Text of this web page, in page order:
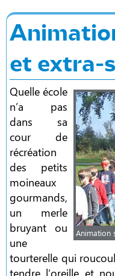
et extra-
Animation
Quelle école
n’a pas
dans sa
cour de
récréation
des petits
moineaux
gourmands,
un merle
bruyant ou
une
tourterelle qui
tendre l’oreille et